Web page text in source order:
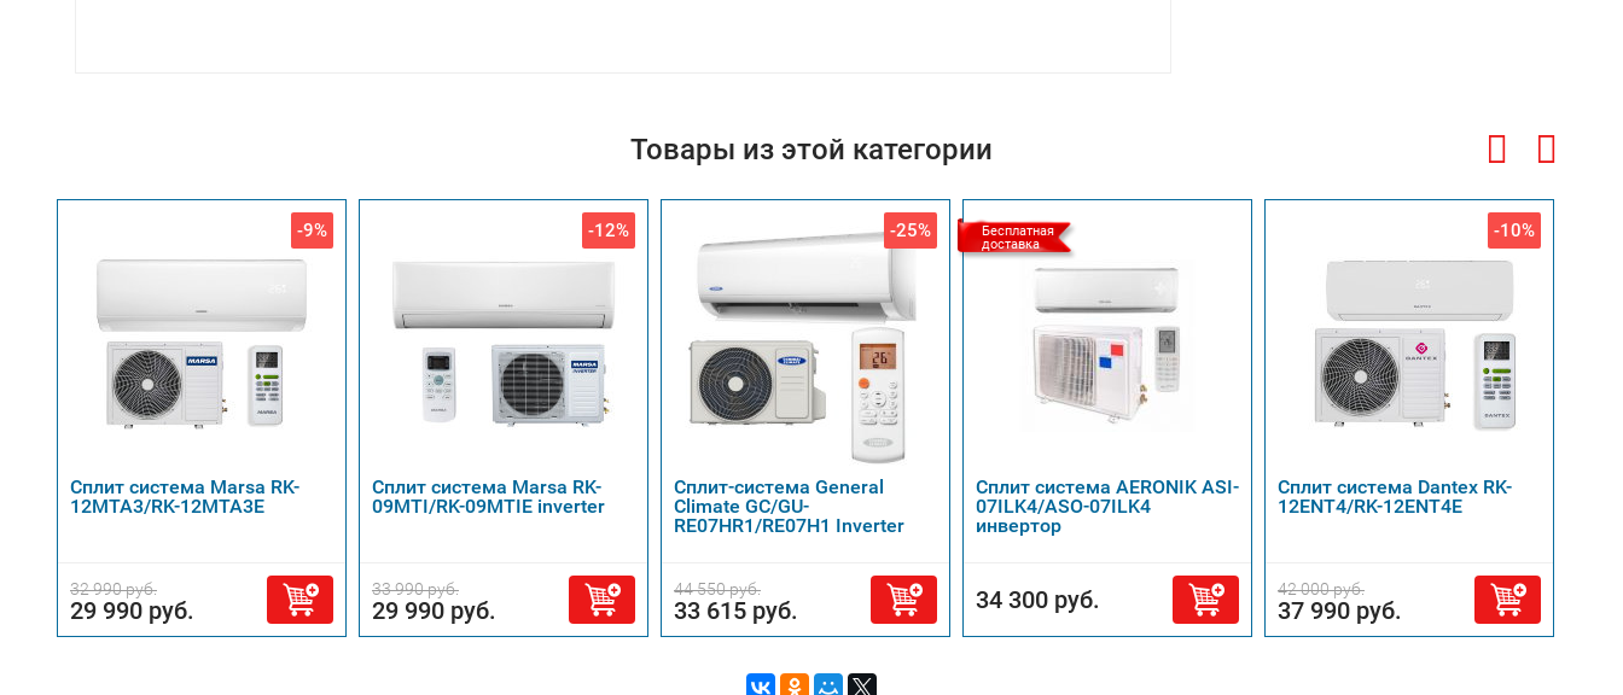
Товары из этой категории
-9%
Сплит система Marsa RK-
12MTA3/RK-12MTA3E
32 990 руб.
29 990 руб.
-12%
Сплит система Marsa RK-
09MTI/RK-09MTIE inverter
33 990 руб.
29 990 руб.
-25%
Сплит-система General
Climate GC/GU-
RE07HR1/RE07H1 Inverter
44 550 руб.
33 615 руб.
Бесплатная
доставка
Сплит система AERONIK ASI-
07ILK4/ASO-07ILK4
инвертoр
34 300 руб.
-10%
Сплит система Dantex RK-
12ENT4/RK-12ENT4E
42 000 руб.
37 990 руб.